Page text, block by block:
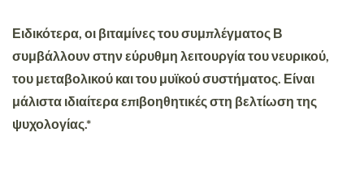
Ειδικότερα, οι βιταμίνες του συμπλέγματος Β
συμβάλλουν στην εύρυθμη λειτουργία του νευρικού,
του μεταβολικού και του μυϊκού συστήματος. Είναι
μάλιστα ιδιαίτερα επιβοηθητικές στη βελτίωση της
ψυχολογίας.*